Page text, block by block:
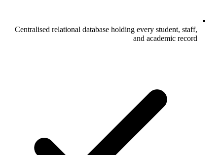
Centralised relational database holding every student, staff,
and academic record